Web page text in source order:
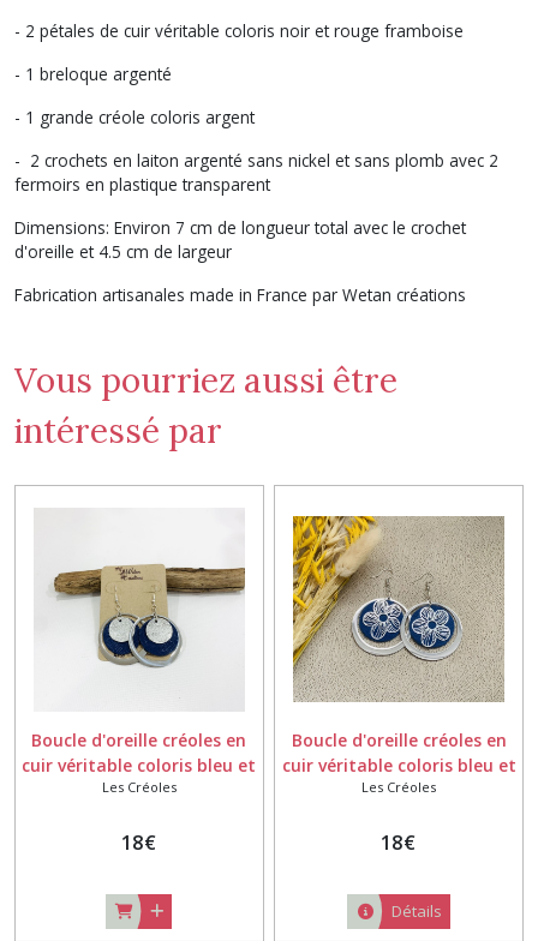
- 2 pétales de cuir véritable coloris noir et rouge framboise
- 1 breloque argenté
- 1 grande créole coloris argent
- 2 crochets en laiton argenté sans nickel et sans plomb avec 2
fermoirs en plastique transparent
Dimensions: Environ 7 cm de longueur total avec le crochet
d'oreille et 4.5 cm de largeur
Fabrication artisanales made in France par Wetan créations
Vous pourriez aussi être
intéressé par
Boucle d'oreille créoles en
cuir véritable coloris bleu et
argent -légères - sans
Laiton argenté -collection
Les Créoles
18€
Boucle d'oreille créoles en
cuir véritable coloris bleu et
argent -légères - sans
motif fleurs
Les Créoles
18€
Détails